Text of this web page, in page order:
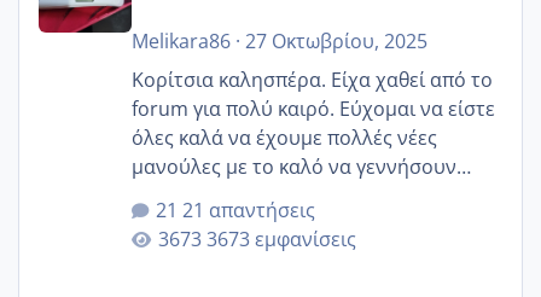
Melikara86· 27 Οκτωβρίου, 2025
Κορίτσια καλησπέρα. Είχα χαθεί από το
forum για πολύ καιρό. Εύχομαι να είστε
όλες καλά να έχουμε πολλές νέες
μανούλες με το καλό να γεννήσουν
αυτές που ήδη περιμένουν. Να πάρουν
γερα μωράκια στην αγκαλίτσα τους
🙏🏼🙏🏼 Ας πάμε λοιπόν στο θέμα μου.
21 απαντήσεις
3673 εμφανίσεις